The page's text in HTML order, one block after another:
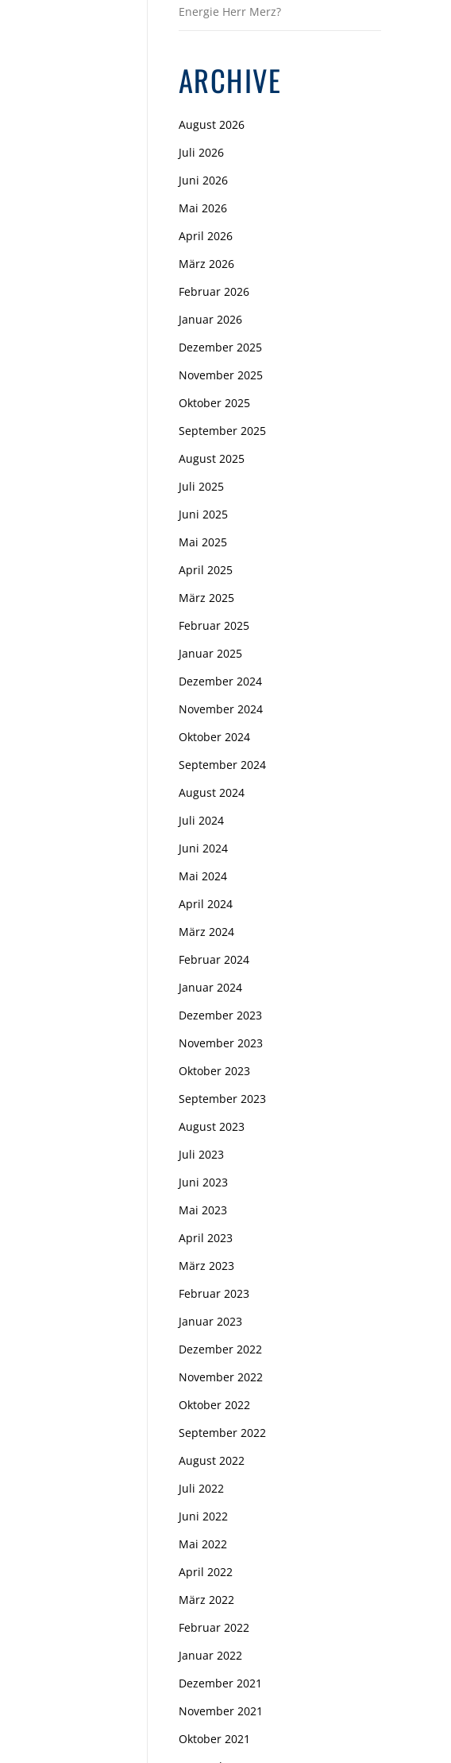
Energie Herr Merz?
ARCHIVE
August 2026
Juli 2026
Juni 2026
Mai 2026
April 2026
März 2026
Februar 2026
Januar 2026
Dezember 2025
November 2025
Oktober 2025
September 2025
August 2025
Juli 2025
Juni 2025
Mai 2025
April 2025
März 2025
Februar 2025
Januar 2025
Dezember 2024
November 2024
Oktober 2024
September 2024
August 2024
Juli 2024
Juni 2024
Mai 2024
April 2024
März 2024
Februar 2024
Januar 2024
Dezember 2023
November 2023
Oktober 2023
September 2023
August 2023
Juli 2023
Juni 2023
Mai 2023
April 2023
März 2023
Februar 2023
Januar 2023
Dezember 2022
November 2022
Oktober 2022
September 2022
August 2022
Juli 2022
Juni 2022
Mai 2022
April 2022
März 2022
Februar 2022
Januar 2022
Dezember 2021
November 2021
Oktober 2021